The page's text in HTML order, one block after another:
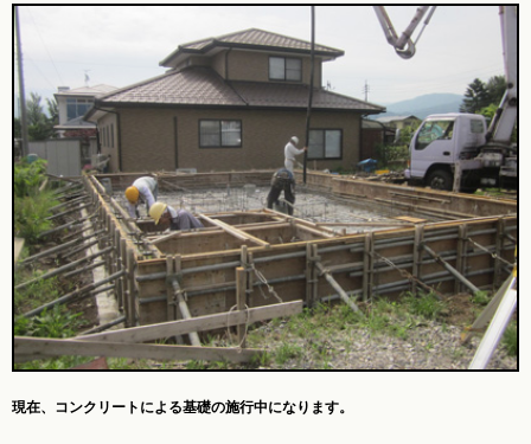
現在、コンクリートによる基礎の施行中になります。